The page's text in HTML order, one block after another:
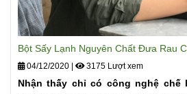
Bột Sấy Lạnh Nguyên Chất Đưa Rau
04/12/2020 3175 Lượt xem
Nhận thấy chỉ có công nghệ chế